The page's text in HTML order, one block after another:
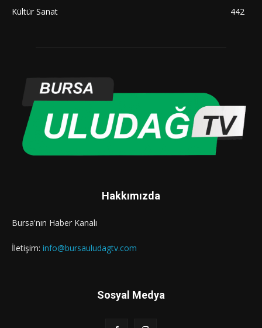
Kültür Sanat
442
Hakkımızda
Bursa'nın Haber Kanalı
İletişim: info@bursauludagtv.com
Sosyal Medya